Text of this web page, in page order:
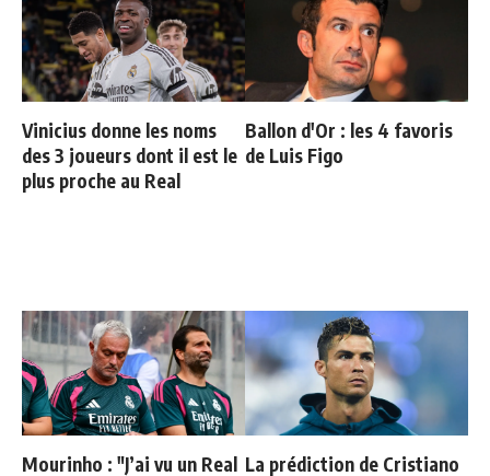
Vinicius donne les noms
des 3 joueurs dont il est le
plus proche au Real
Ballon d'Or : les 4 favoris
de Luis Figo
Mourinho : "J’ai vu un Real La prédiction de Cristiano